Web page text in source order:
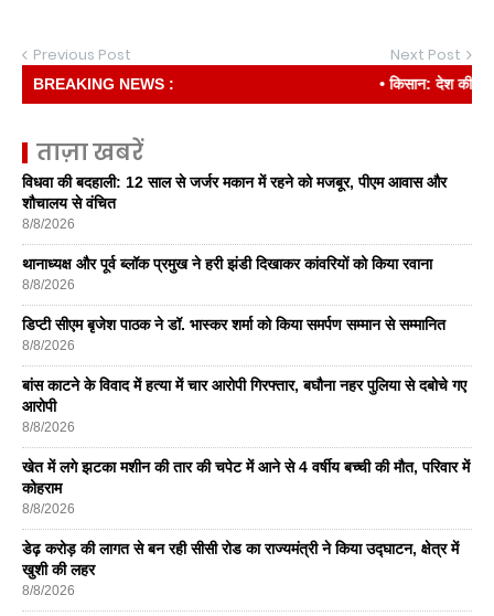
Previous Post Next Post
BREAKING NEWS : • किसान: देश की रीढ़
ताज़ा खबरें
विधवा की बदहाली: 12 साल से जर्जर मकान में रहने को मजबूर, पीएम आवास और
शौचालय से वंचित
8/8/2026
थानाध्यक्ष और पूर्व ब्लॉक प्रमुख ने हरी झंडी दिखाकर कांवरियों को किया रवाना
8/8/2026
डिप्टी सीएम बृजेश पाठक ने डॉ. भास्कर शर्मा को किया समर्पण सम्मान से सम्मानित
8/8/2026
बांस काटने के विवाद में हत्या में चार आरोपी गिरफ्तार, बघौना नहर पुलिया से दबोचे गए
आरोपी
8/8/2026
खेत में लगे झटका मशीन की तार की चपेट में आने से 4 वर्षीय बच्ची की मौत, परिवार में
कोहराम
8/8/2026
डेढ़ करोड़ की लागत से बन रही सीसी रोड का राज्यमंत्री ने किया उद्घाटन, क्षेत्र में
खुशी की लहर
8/8/2026